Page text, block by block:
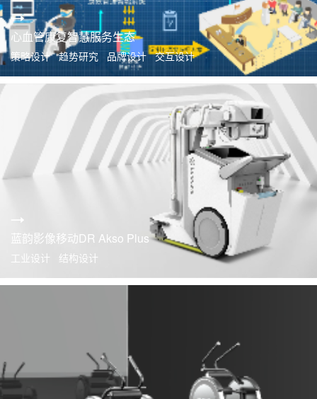
心血管康复智慧服务生态
策略设计 趋势研究 品牌设计 交互设计
蓝韵影像移动DR Akso Plus
工业设计 结构设计